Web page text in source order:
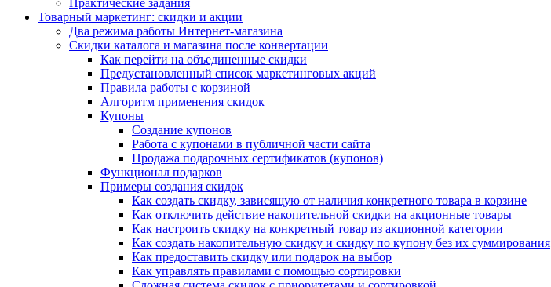
Практические задания
Товарный маркетинг: скидки и акции
Два режима работы Интернет-магазина
Скидки каталога и магазина после конвертации
Как перейти на объединенные скидки
Предустановленный список маркетинговых акций
Правила работы с корзиной
Алгоритм применения скидок
Купоны
Создание купонов
Работа с купонами в публичной части сайта
Продажа подарочных сертификатов (купонов)
Функционал подарков
Примеры создания скидок
Как создать скидку, зависящую от наличия конкретного товара в корзине
Как отключить действие накопительной скидки на акционные товары
Как настроить скидку на конкретный товар из акционной категории
Как создать накопительную скидку и скидку по купону без их суммирования
Как предоставить скидку или подарок на выбор
Как управлять правилами с помощью сортировки